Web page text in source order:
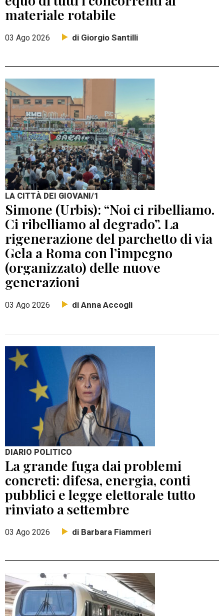
materiale rotabile
03 Ago 2026 di Giorgio Santilli
LA CITTÀ DEI GIOVANI/1
Simone (Urbis): “Noi ci ribelliamo.
Ci ribelliamo al degrado”. La
rigenerazione del parchetto di via
Gela a Roma con l’impegno
(organizzato) delle nuove
generazioni
03 Ago 2026 di Anna Accogli
DIARIO POLITICO
La grande fuga dai problemi
concreti: difesa, energia, conti
pubblici e legge elettorale tutto
rinviato a settembre
03 Ago 2026 di Barbara Fiammeri